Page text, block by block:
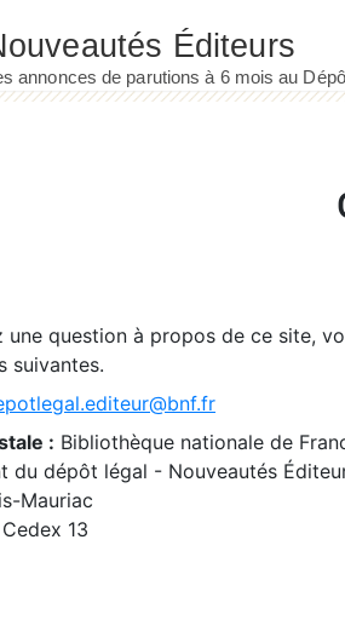
une question à propos de ce site,
suivantes.
: Bibliothèque nationale de
du dépôt légal - Nouveautés
Mauriac
13